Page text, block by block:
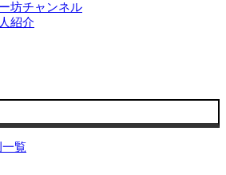
坊チャンネル
紹介
一覧